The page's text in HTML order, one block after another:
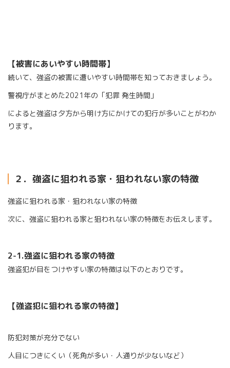
【被害にあいやすい時間帯】
続いて、強盗の被害に遭いやすい時間帯を知っておきましょう。
警視庁がまとめた2021 年の「犯罪 発生時間」
によると強盗は夕方から明け方にかけての犯行が多いことがわか
ります。
２．強盗に狙われる家・狙われない家の特徴
強盗に狙われる家・狙われない家の特徴
次に、強盗に狙われる家と狙われない家の特徴をお伝えします。
2-1.強盗に狙われる家の特徴
強盗犯が目をつけやすい家の特徴は以下のとおりです。
【強盗犯に狙われる家の特徴】
防犯対策が充分でない
人目につきにくい（死角が多い・人通りが少ないなど）